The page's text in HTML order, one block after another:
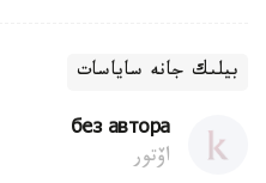
بيلىك جانە ساياسات
без автора
اۆتور